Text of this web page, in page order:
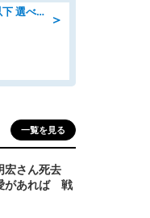
＞
検査/検品/ライン作業 1日6時間以下 選べる勤務時間 土日祝休 明るい髪色OK
一覧を見る
宏さん死去
があれば 戦